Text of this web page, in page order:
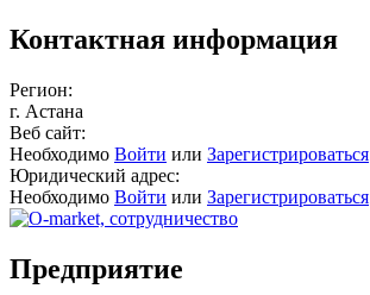
Контактная информация
Регион:
г. Астана
Веб сайт:
Необходимо Войти или Зарегистрироваться
Юридический адрес:
Необходимо Войти или Зарегистрироваться
Предприятие